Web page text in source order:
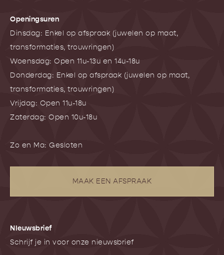
Openingsuren
Dinsdag: Enkel op afspraak (juwelen op maat,
transformaties, trouwringen)
Woensdag: Open 11u-13u en 14u-18u
Donderdag: Enkel op afspraak (juwelen op maat,
transformaties, trouwringen)
Vrijdag: Open 11u-18u
Zaterdag: Open 10u-18u
Zo en Ma: Gesloten
MAAK EEN AFSPRAAK
NIeuwsbrief
Schrijf je in voor onze nieuwsbrief